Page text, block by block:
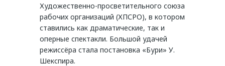
Художественно-просветительного союза
рабочих организаций (ХПСРО), в котором
ставились как драматические, так и
оперные спектакли. Большой удачей
режиссёра стала постановка «Бури» У.
Шекспира.